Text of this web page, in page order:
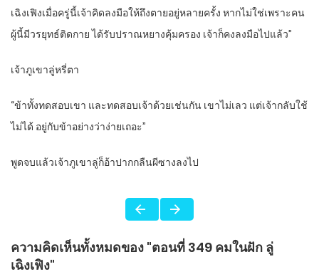
เฉิงเฟิงเมื่อครู่นี้เจ้าคิดลงมือให้ถึงตายอยู่หลายครั้ง หากไม่ใช่เพราะคน
ผู้นี้มีวรยุทธ์ติดกาย ได้รับปราณหยางคุ้มครอง เจ้าก็คงลงมือไปแล้ว”
เจ้าภูเขาลู่หรี่ตา
“ข้าทั้งทดสอบเขา และทดสอบเจ้าด้วยเช่นกัน เขาไม่เลว แต่เจ้ากลับใช้
ไม่ได้ อยู่กับข้าอย่างว่าง่ายเถอะ”
พูดจบแล้วเจ้าภูเขาลู่ก็อ้าปากกลืนผีซางลงไป
ความคิดเห็นทั้งหมดของ "ตอนที่ 349 คมในฝัก ลู่
เฉิงเฟิง"